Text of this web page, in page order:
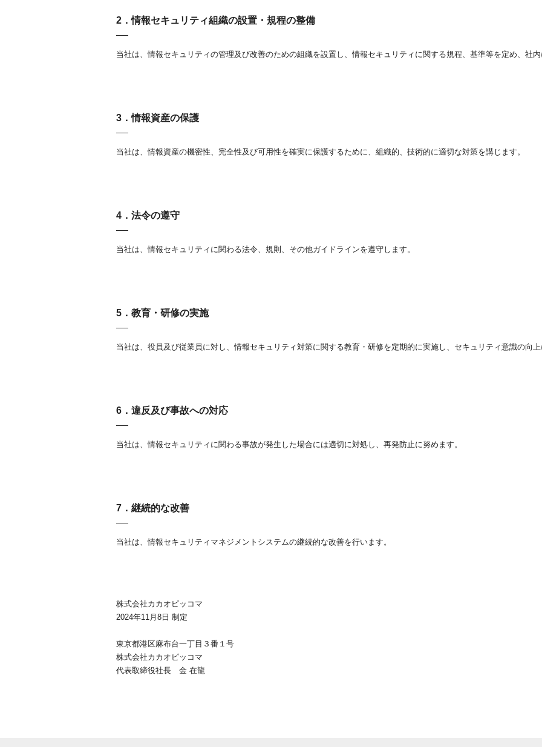
2．情報セキュリティ組織の設置・規程の整備
当社は、情報セキュリティの管理及び改善のための組織を設置し、情報セキュリティに関する規程、基準等を定め、社内
3．情報資産の保護
当社は、情報資産の機密性、完全性及び可用性を確実に保護するために、組織的、技術的に適切な対策を講じます。
4．法令の遵守
当社は、情報セキュリティに関わる法令、規則、その他ガイドラインを遵守します。
5．教育・研修の実施
当社は、役員及び従業員に対し、情報セキュリティ対策に関する教育・研修を定期的に実施し、セキュリティ意識の向上
6．違反及び事故への対応
当社は、情報セキュリティに関わる事故が発生した場合には適切に対処し、再発防止に努めます。
7．継続的な改善
当社は、情報セキュリティマネジメントシステムの継続的な改善を行います。
株式会社カカオピッコマ
2024年11月8日 制定
東京都港区麻布台一丁目３番１号
株式会社カカオピッコマ
代表取締役社長 金 在龍